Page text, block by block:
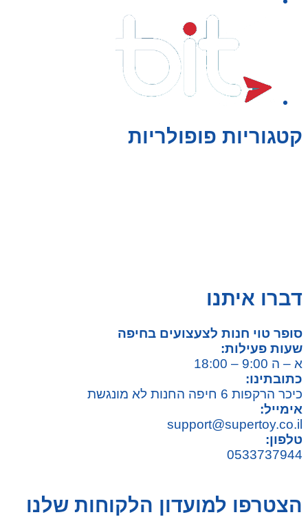
קטגוריות פופולריות
דברו איתנו
סופר טוי חנות לצעצועים בחיפה
שעות פעילות:
א – ה 9:00 – 18:00
כתובתינו:
כיכר הרקפות 6 חיפה החנות לא מונגשת
אימייל:
support@supertoy.co.il
טלפון:
0533737944
הצטרפו למועדון הלקוחות שלנו